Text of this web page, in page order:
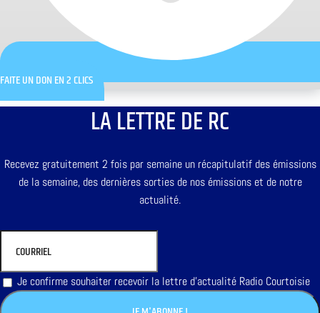
FAITE UN DON EN 2 CLICS
LA LETTRE DE RC
Recevez gratuitement 2 fois par semaine un récapitulatif des émissions
de la semaine, des dernières sorties de nos émissions et de notre
actualité.
Je confirme souhaiter recevoir la lettre d'actualité Radio Courtoisie